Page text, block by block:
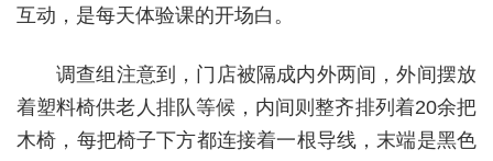
互动，是每天体验课的开场白。
调查组注意到，门店被隔成内外两间，外间摆放
着塑料椅供老人排队等候，内间则整齐排列着20余把
木椅，每把椅子下方都连接着一根导线，末端是黑色